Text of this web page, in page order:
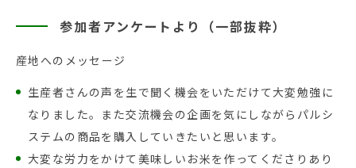
参加者アンケートより（一部抜粋）
産地へのメッセージ
生産者さんの声を生で聞く機会をいただけて大変勉強に
なりました。また交流機会の企画を気にしながらパルシ
ステムの商品を購入していきたいと思います。
大変な労力をかけて美味しいお米を作ってくださりあり